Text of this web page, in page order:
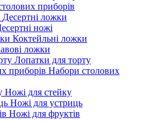
приборів
Десертні ложки
ножі
Коктейльні ложки
ложки
Лопатки для торту
Набори столових
Ножі для стейку
Ножі для устриць
Ножі для фруктів